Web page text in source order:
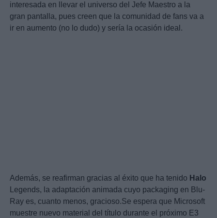
interesada en llevar el universo del Jefe Maestro a la
gran pantalla, pues creen que la comunidad de fans va a
ir en aumento (no lo dudo) y sería la ocasión ideal.
Además, se reafirman gracias al éxito que ha tenido Halo
Legends, la adaptación animada cuyo packaging en Blu-
Ray es, cuanto menos, gracioso.Se espera que Microsoft
muestre nuevo material del título durante el próximo E3